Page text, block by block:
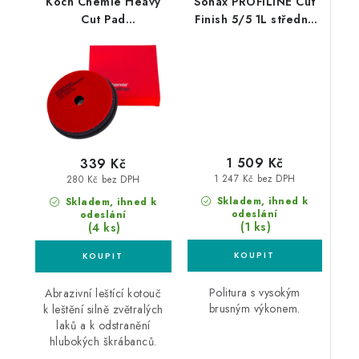
Cut Pad
kotouč
Skladem, ihned k
odeslání
(4 ks)
280 Kč bez DPH
339 Kč
Abrazivní leštící kotouč
k leštění silně zvětralých
laků a k odstranění
hlubokých škrábanců.
Finish 5/5 1L středně
Skladem, ihned k
odeslání
(1 ks)
1 247 Kč bez DPH
1 509 Kč
Politura s vysokým
brusným výkonem.